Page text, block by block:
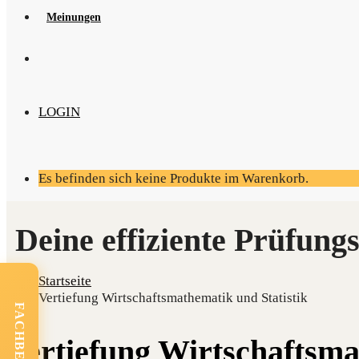
Mei­nun­gen
LOGIN
Es befinden sich keine Produkte im Warenkorb.
Startseite
Vertiefung Wirtschaftsmathematik und Statistik
Vertiefung